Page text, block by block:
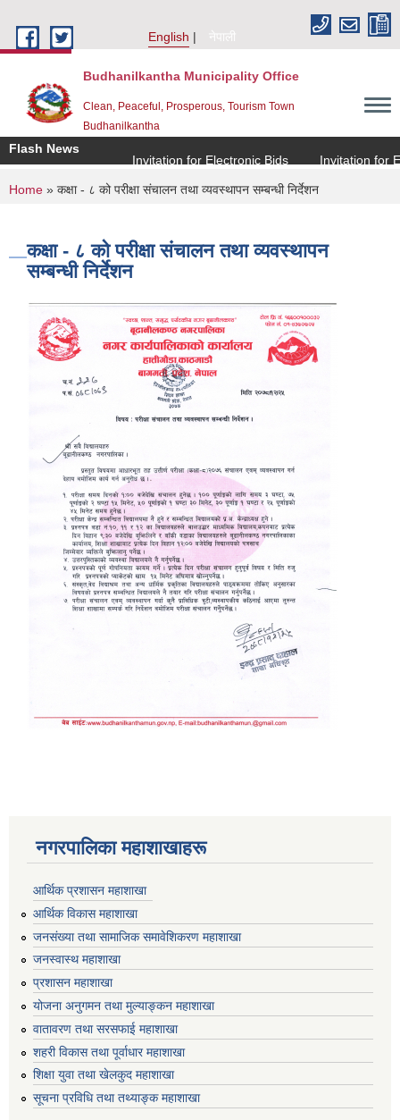
English
नेपाली
Budhanilkantha Municipality Office
Clean, Peaceful, Prosperous, Tourism Town
Budhanilkantha
Flash News
Invitation for Electronic Bids
Invitation for
You are here
Home » कक्षा - ८ को परीक्षा संचालन तथा व्यवस्थापन सम्बन्धी निर्देशन
कक्षा - ८ को परीक्षा संचालन तथा व्यवस्थापन
सम्बन्धी निर्देशन
नगरपालिका महाशाखाहरू
आर्थिक प्रशासन महाशाखा
आर्थिक विकास महाशाखा
जनसंख्या तथा सामाजिक समावेशिकरण महाशाखा
जनस्वास्थ महाशाखा
प्रशासन महाशाखा
योजना अनुगमन तथा मुल्याङ्कन महाशाखा
वातावरण तथा सरसफाई महाशाखा
शहरी विकास तथा पूर्वाधार महाशाखा
शिक्षा युवा तथा खेलकुद महाशाखा
सूचना प्रविधि तथा तथ्याङ्क महाशाखा